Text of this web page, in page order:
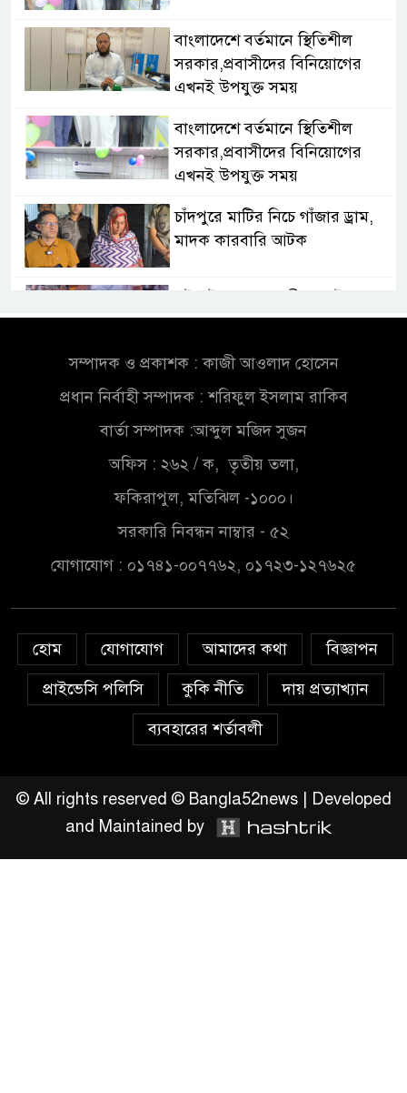
বাংলাদেশে বর্তমানে স্থিতিশীল
সরকার,প্রবাসীদের বিনিয়োগের
এখনই উপযুক্ত সময়
বাংলাদেশে বর্তমানে স্থিতিশীল
সরকার,প্রবাসীদের বিনিয়োগের
এখনই উপযুক্ত সময়
চাঁদপুরে মাটির নিচে গাঁজার ড্রাম,
মাদক কারবারি আটক
সংশোধনের দাবিতে ফরিদগঞ্জে
উঠান বৈঠক
অনলাইন জুয়ার অবৈধ লেনদেনে
জড়িয়ে পড়ছে স্থানীয় বিকাশ এজেন্ট;
ক্ষুব্ধ এলাকাবাসী।।
জিয়ানগরের বলেশ্বর নদীতে যৌথ
অভিযানে ৩টি অবৈধ বাঁধা জাল জব্দ
দুদকের নতুন সচিব সাইদুর রহমান
বাংলা গানের জনপ্রিয় শিল্পী মনির
খানের জন্মদিন আজ
বাংলাদেশ সীমান্ত সুরক্ষায় করনীয় –
সম্পাদক ও প্রকাশক : কাজী আওলাদ হোসেন
প্রধান নির্বাহী সম্পাদক : শরিফুল ইসলাম রাকিব
বার্তা সম্পাদক :আব্দুল মজিদ সুজন
অফিস : ২৬২ / ক, তৃতীয় তলা,
ফকিরাপুল, মতিঝিল -১০০০।
সরকারি নিবন্ধন নাম্বার - ৫২
যোগাযোগ : ০১৭৪১-০০৭৭৬২, ০১৭২৩-১২৭৬২৫
হোম যোগাযোগ আমাদের কথা
বিজ্ঞাপন
প্রাইভেসি পলিসি
কুকি নীতি
দায় প্রত্যাখ্যান
ব্যবহারের শর্তাবলী
© All rights reserved © Bangla52news | Developed
and Maintained by